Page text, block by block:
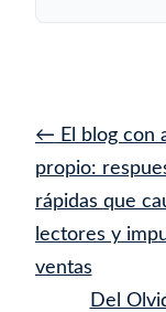
Navegación
de
entrada
← El blog con
propio:
rápidas que
lectores y
ventas
Del